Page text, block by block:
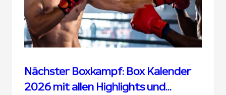
Nächster Boxkampf: Box Kalender
2026 mit allen Highlights und